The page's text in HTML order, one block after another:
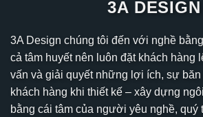
3A DESIGN
3A Design chúng tôi đến với nghề
cả tâm huyết nên luôn đặt khách hàng
vấn và giải quyết những lợi ích, sự băn
khách hàng khi thiết kế – xây dựng
bằng cái tâm của người yêu nghề, quý